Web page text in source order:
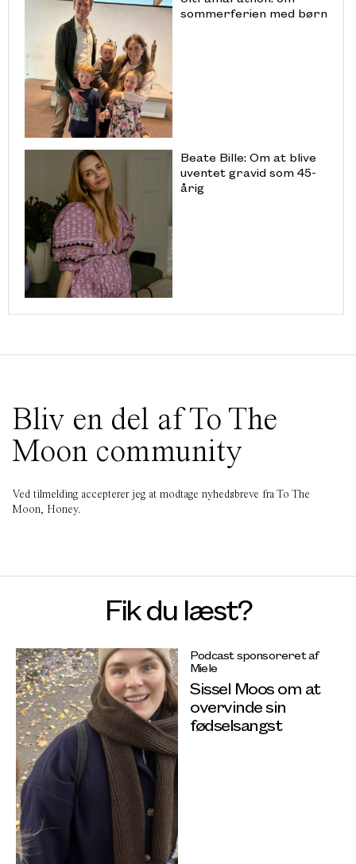
sommerferien med børn
Beate Bille: Om at blive
uventet gravid som 45-
årig
Bliv en del af To The
Moon community
Ved tilmelding accepterer jeg at modtage nyhedsbreve fra To The
Moon, Honey.
Fik du læst?
Podcast sponsoreret af
Miele
Sissel Moos om at
overvinde sin
fødselsangst